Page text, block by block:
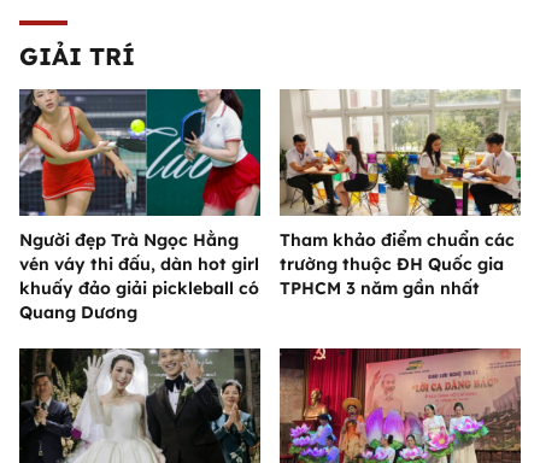
GIẢI TRÍ
Người đẹp Trà Ngọc Hằng
vén váy thi đấu, dàn hot girl
khuấy đảo giải pickleball có
Quang Dương
Tham khảo điểm chuẩn các
trường thuộc ĐH Quốc gia
TPHCM 3 năm gần nhất